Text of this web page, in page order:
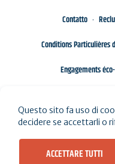
Vedi i risultati
Contatto
Conditions Particulières
Engagements
Questo sito fa uso di
decidere se accettarli o
ACCETTARE TUTTI